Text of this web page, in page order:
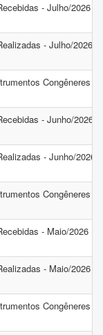
- Julho/2026
- Julho/2026
Congêneres -
- Junho/2026
- Junho/2026
Congêneres -
- Maio/2026
- Maio/2026
Congêneres -